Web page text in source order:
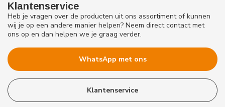
Klantenservice
Heb je vragen over de producten uit ons assortiment of kunnen
wij je op een andere manier helpen? Neem direct contact met
ons op en dan helpen we je graag verder.
WhatsApp met ons
Klantenservice